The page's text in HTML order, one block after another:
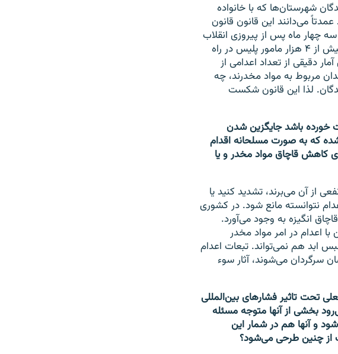
شهرستان‌ها که با خانواده
عمدتا‌ً می‌دانند این قانون قانون
از ۳۷ سال در مملکت از سه چهار ماه پس از پیروزی انقلاب
حاکم شد تا امروز نتوانسته وضع مواد مخدر را سروسامانی بدهد. بیش از ۴ هزار مامور پلیس در راه
هزار جانباز داریم. من آمار دقیقی از تعداد اعدامی از
مربوط به مواد مخدرند، چه
لذا این قانون شکست
خورده باشد جایگزین شدن
که به صورت مسلحانه اقدام
کاهش قاچاق مواد مخدر و یا
از آن می‌برند، تشدید کنید یا
نتوانسته مانع شود. در کشوری
انگیزه به وجود می‌آورد.
اعدام در امر مواد مخدر
ابد هم نمی‌تواند. تبعات اعدام
سرگردان می‌شوند،‌ آثار سوء
تحت تاثیر فشارهای بین‌المللی
بخشی از آنها متوجه مسئله
و آنها هم در شمار این
از چنین طرحی می‌شود؟